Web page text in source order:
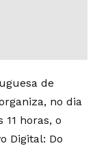
de
no dia
11 horas, o
Digital: Do